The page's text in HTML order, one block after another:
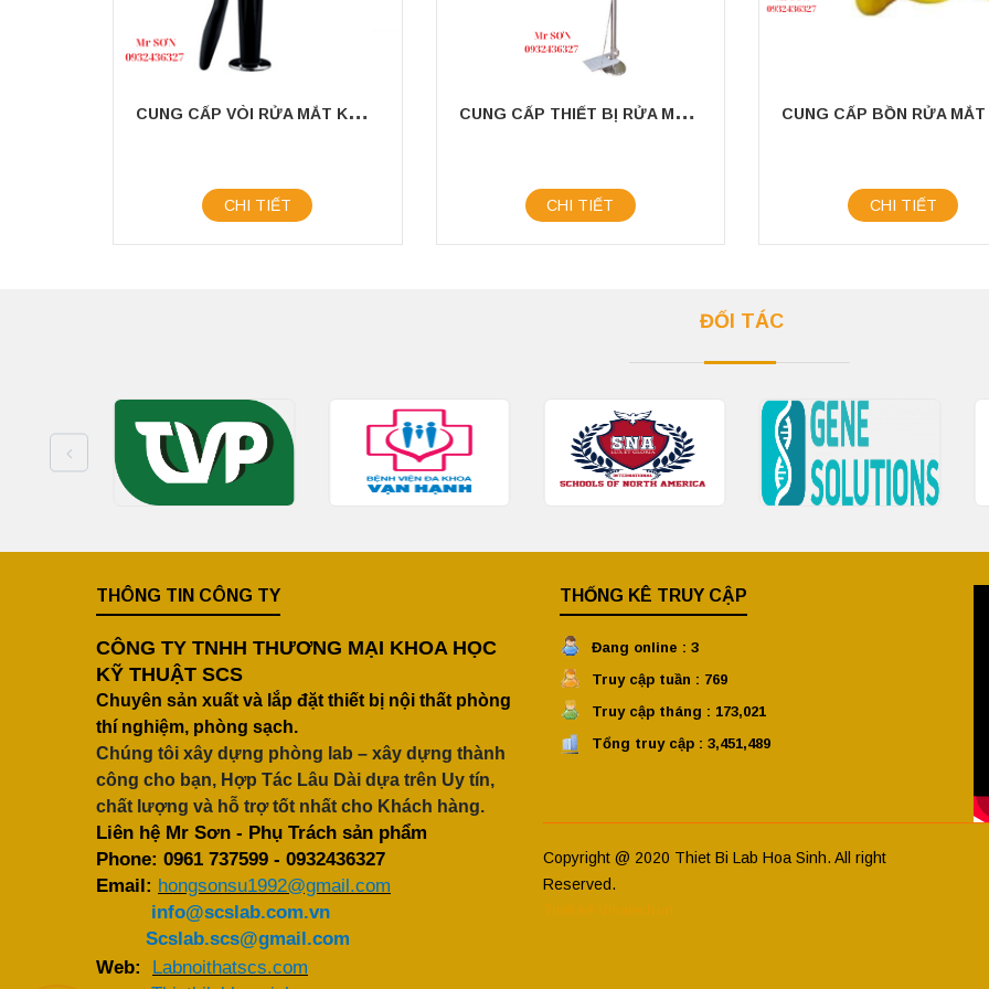
C
UNG CẤP VÒI RỬA MẮT KHẨN CẤP
CHI TIẾT
C
UNG CẤP THIẾT BỊ RỬA MẮT KẾT HỢP VỚI TẮM KHẨN CẤP
CHI TIẾT CHI TIẾT
ĐỐI TÁC
THÔNG TIN CÔNG TY
CÔNG TY TNHH THƯƠNG MẠI KHOA HỌC
KỸ THUẬT SCS
Chuyên sản xuất và lắp đặt thiết bị nội thất phòng
thí nghiệm, phòng sạch.
Chúng tôi xây dựng phòng lab – xây dựng thành
công cho bạn, Hợp Tác Lâu Dài dựa trên Uy tín,
chất lượng và hỗ trợ tốt nhất cho Khách hàng.
Liên hệ Mr Sơn - Phụ Trách sản phẩm
Phone: 0961 737599 - 0932436327
Email: hongsonsu1992@gmail.com
info@scslab.com.vn
Scslab.scs@gmail.com
Web:
Labnoithatscs.com
THỐNG KÊ TRUY CẬP
Đang online : 3
Truy cập tuần : 769
Truy cập tháng : 173,021
Tổng truy cập : 3,451,489
Copyright @ 2020 Thiet Bi Lab Hoa Sinh. All right
Reserved.